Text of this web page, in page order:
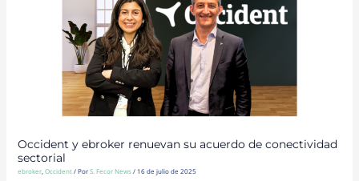
Occident y ebroker renuevan su acuerdo de conectividad
sectorial
ebroker,Occident/ PorS. Fecor News/ 16 de julio de 2025
ACUERDO
DE
CONECTIVIDAD
SECTORIAL